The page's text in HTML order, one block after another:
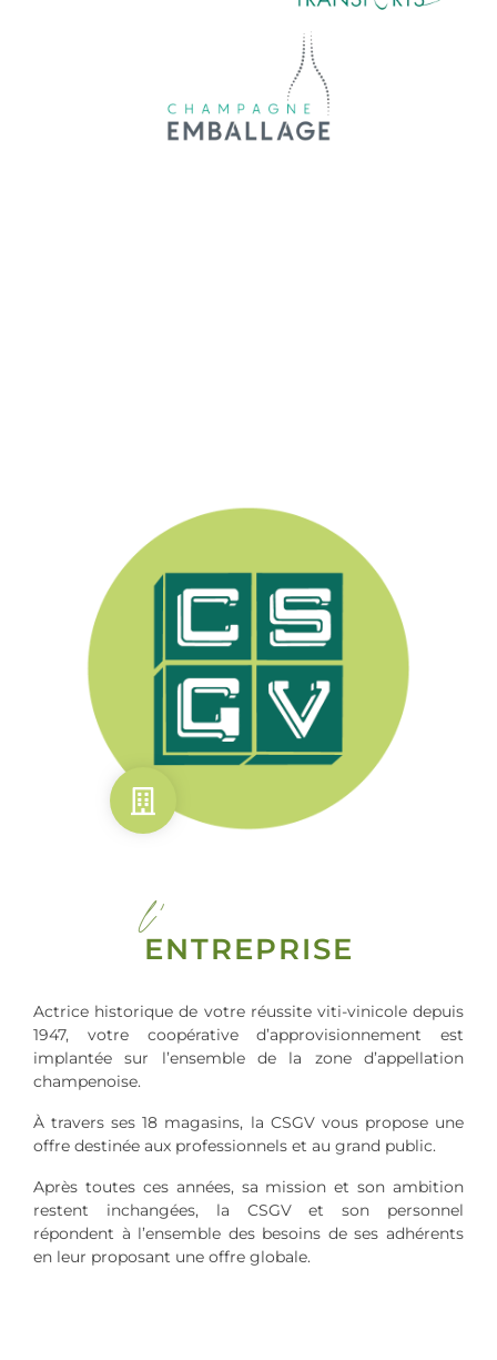
l'
ENTREPRISE
Actrice historique de votre réussite viti-vinicole depuis
1947, votre coopérative d’approvisionnement est
implantée sur l’ensemble de la zone d’appellation
champenoise.
À travers ses 18 magasins, la CSGV vous propose une
offre destinée aux professionnels et au grand public.
Après toutes ces années, sa mission et son ambition
restent inchangées, la CSGV et son personnel
répondent à l’ensemble des besoins de ses adhérents
en leur proposant une offre globale.